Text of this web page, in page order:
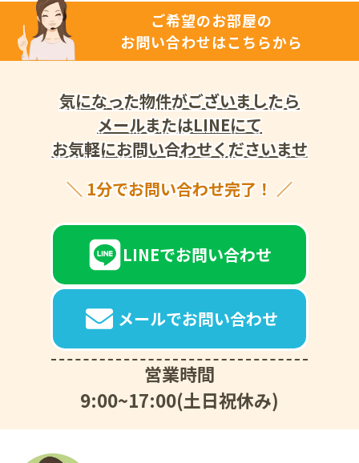
ご希望のお部屋の
お問い合わせはこちらから
気になった物件がございましたら
メールまたはLINEにて
お気軽にお問い合わせくださいませ
1分でお問い合わせ完了！
LINEでお問い合わせ
メールでお問い合わせ
営業時間
9:00~17:00(土日祝休み)